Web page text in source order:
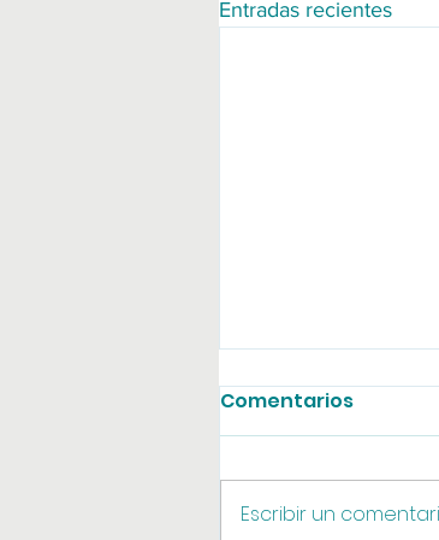
Entradas recientes
Agosto online
Comentarios
Escribir un